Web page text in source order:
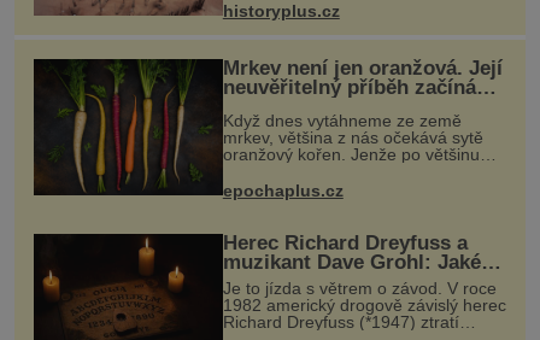
četnými milodary. Asi nejvíc přitom
vědce zaujal hrob tříměsíčn
historyplus.cz
Mrkev není jen oranžová. Její
neuvěřitelný příběh začíná
Když dnes vytáhneme ze země
mrkev, většina z nás očekává sytě
oranžový kořen. Jenže po většinu
možné, jen ne oranžová. Je fialová,
žlutá, bílá, někdy dokonce téměř
epochaplus.cz
Herec Richard Dreyfuss a
muzikant Dave Grohl: Jaké
mají paranormální zážitky?
Je to jízda s větrem o závod. V roce
1982 americký drogově závislý herec
Richard Dreyfuss (*1947) ztratí